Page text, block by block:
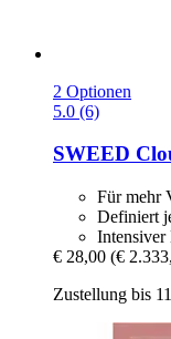
2 Optionen
5.0 (6)
SWEED
Für mehr
Definiert
Intensiver
€ 28,00 (€
Zustellung bis